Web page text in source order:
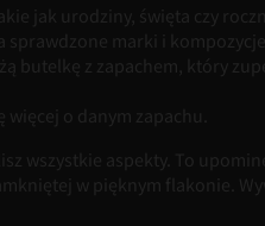
jak urodziny, święta czy
sprawdzone marki i kompozycje.
z zapachem, który
o danym zapachu.
wszystkie aspekty. To
w pięknym flakonie.